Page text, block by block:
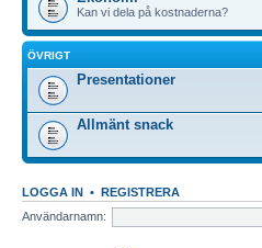
Kan vi dela på kostnaderna?
ÖVRIGT
Presentationer
Allmänt snack
LOGGA IN • REGISTRERA
Användarnamn: